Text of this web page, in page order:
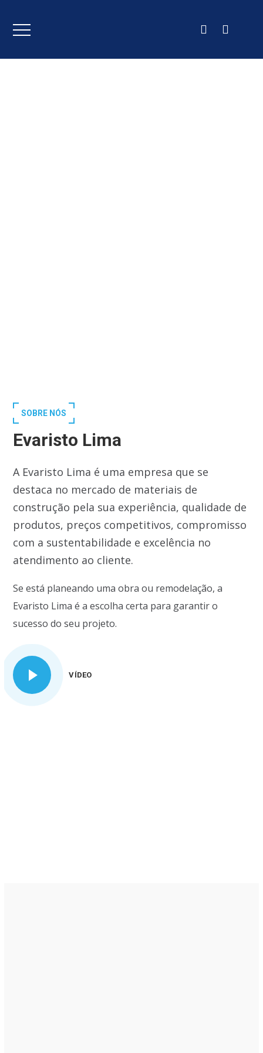
SOBRE NÓS
Evaristo Lima
A Evaristo Lima é uma empresa que se
destaca no mercado de materiais de
construção pela sua experiência, qualidade de
produtos, preços competitivos, compromisso
com a sustentabilidade e excelência no
atendimento ao cliente.
Se está planeando uma obra ou remodelação, a
Evaristo Lima é a escolha certa para garantir o
sucesso do seu projeto.
VÍDEO